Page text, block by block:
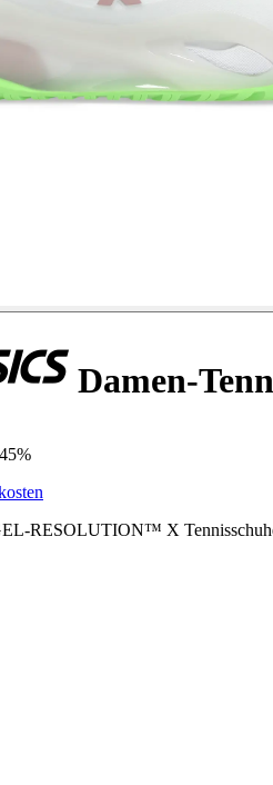
Damen-
RESOLUTION™ X